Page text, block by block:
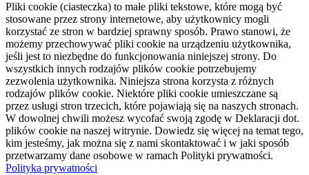
Pliki cookie (ciasteczka) to małe pliki tekstowe, które mogą być
stosowane przez strony internetowe, aby użytkownicy mogli
korzystać ze stron w bardziej sprawny sposób. Prawo stanowi, że
możemy przechowywać pliki cookie na urządzeniu użytkownika,
jeśli jest to niezbędne do funkcjonowania niniejszej strony. Do
wszystkich innych rodzajów plików cookie potrzebujemy
zezwolenia użytkownika. Niniejsza strona korzysta z różnych
rodzajów plików cookie. Niektóre pliki cookie umieszczane są
przez usługi stron trzecich, które pojawiają się na naszych stronach.
W dowolnej chwili możesz wycofać swoją zgodę w Deklaracji dot.
plików cookie na naszej witrynie. Dowiedz się więcej na temat tego,
kim jesteśmy, jak można się z nami skontaktować i w jaki sposób
przetwarzamy dane osobowe w ramach Polityki prywatności.
Polityka prywatności